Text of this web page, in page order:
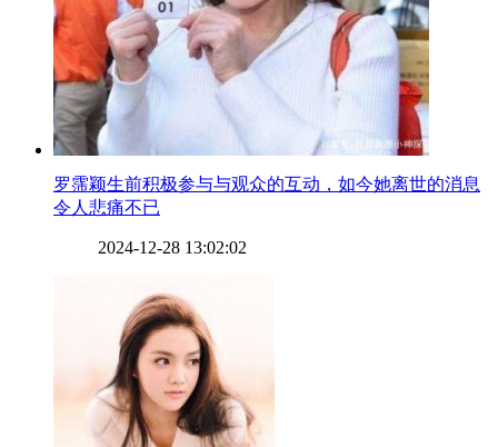
​罗霈颖生前积极参与与观众的互动，如今她离世的消息
令人悲痛不已
2024-12-28 13:02:02